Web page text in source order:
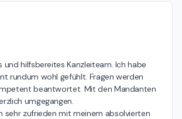
und hilfsbereites Kanzleiteam. Ich habe
rundum wohl gefühlt. Fragen werden
beantwortet. Mit den Mandanten
umgegangen.
sehr zufrieden mit meinem absolvierten